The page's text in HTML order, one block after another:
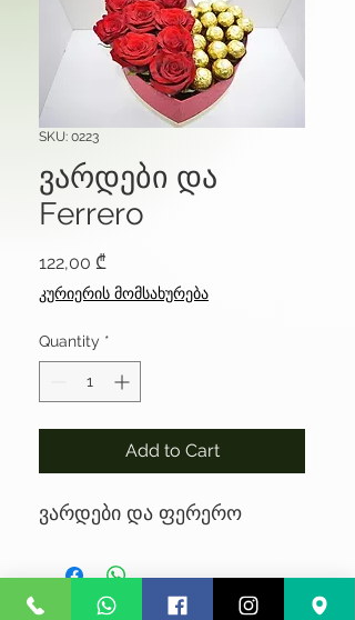
SKU: 0223
ვარდები და
Ferrero
122,00 ₾
კურიერის მომსახურება
Quantity *
Add to Cart
ვარდები და ფერერო